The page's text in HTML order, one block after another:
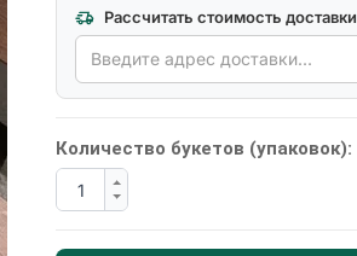
Рассчитать стоимость доставки
Количество букетов (упаковок):